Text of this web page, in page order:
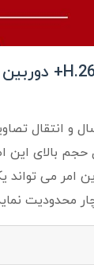
و انتقال
حجم بالای این
امر می تواند
محدودیت
فضای
خود نیز ...